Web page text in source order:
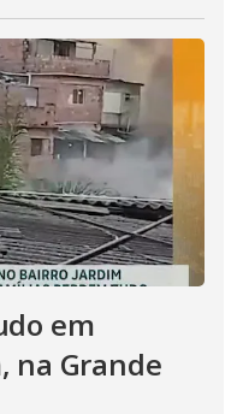
em
na Grande